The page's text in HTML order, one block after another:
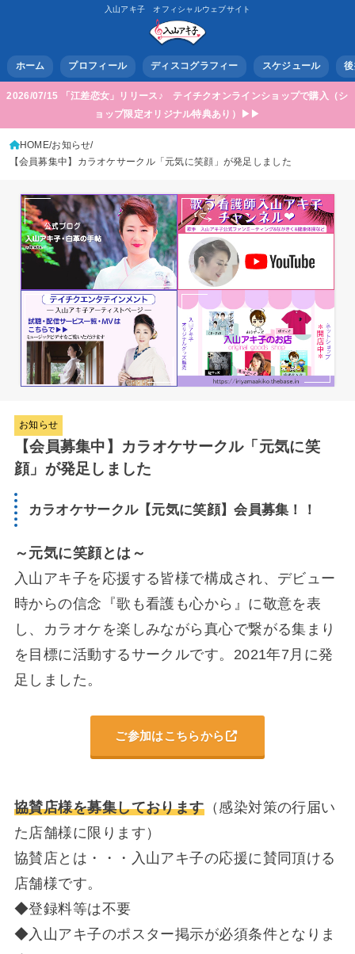
入山アキ子 オフィシャルウェブサイト
ホーム プロフィール ディスコグラフィー スケジュール
2026/07/15 「江差恋女」リリース♪ テイチクオンラインショップで購入（シ
ョップ限定オリジナル特典あり）▶▶
HOME お知らせ
【会員募集中】カラオケサークル「元気に笑顔」が発足しました
お知らせ
【会員募集中】カラオケサークル「元気に笑
顔」が発足しました
カラオケサークル【元気に笑顔】会員募集！！
～元気に笑顔とは～
入山アキ子を応援する皆様で構成され、デビュー
時からの信念『歌も看護も心から』に敬意を表
し、カラオケを楽しみながら真心で繋がる集まり
を目標に活動するサークルです。2021年7月に発
足しました。
ご参加はこちらから
協賛店様を募集しております（感染対策の行届い
た店舗様に限ります）
協賛店とは・・・入山アキ子の応援に賛同頂ける
店舗様です。
◆登録料等は不要
◆入山アキ子のポスター掲示が必須条件となりま